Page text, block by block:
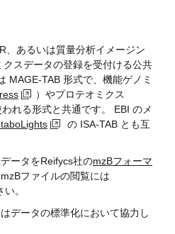
、あるいは質量分析イメージン
スデータの登録を受付ける公共
MAGE-TAB 形式で、機能ゲノミ
）やプロテオミクス
われる形式と共通です。 EBI のメ
の ISA-TAB とも互
ータをReifycs社のmzBフォーマ
ファイルの閲覧には
。
データの標準化において協力し